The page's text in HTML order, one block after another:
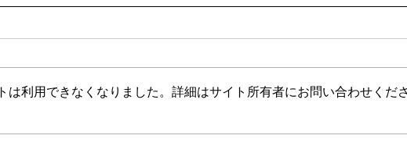
さん
🌊ハガネの肉体を持つ職員、
🍻住
は利用できなくなりました。詳細はサイト所有者にお問い合わせくださ